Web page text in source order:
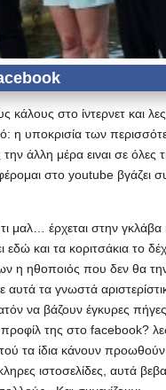
στο ίντερνετ και
η υποκρισία των
άλλη μέρα ειναι σε όλες
στο youtube βγάζει
μαλ… έρχεται στην γκλάβα
εδώ και τα κοριτσάκια το
η ηθοποιός που δεν θα
αυτά τα γνωστά
να βάζουν έγκυρες πήγες
της στο facebook?
τα ίδια κάνουν
ιστοσελίδες, αυτά